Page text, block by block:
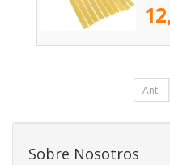
Ant.
Sobre Nosotros